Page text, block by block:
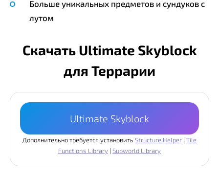
Больше уникальных предметов и сундуков с
лутом
Скачать Ultimate Skyblock
для Террарии
Ultimate Skyblock
Дополнительно требуется установить Structure Helper | Tile
Functions Library | Subworld Library